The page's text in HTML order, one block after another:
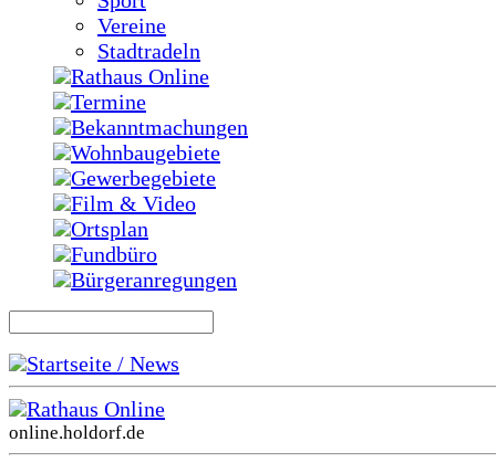
Vereine
Stadtradeln
Rathaus Online
Termine
Bekanntmachungen
Wohnbaugebiete
Gewerbegebiete
Film & Video
Ortsplan
Fundbüro
Bürgeranregungen
Startseite / News
Rathaus Online
online.holdorf.de